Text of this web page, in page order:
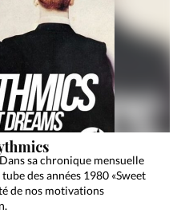
sa chronique mensuelle
des années 1980 «Sweet
de nos motivations